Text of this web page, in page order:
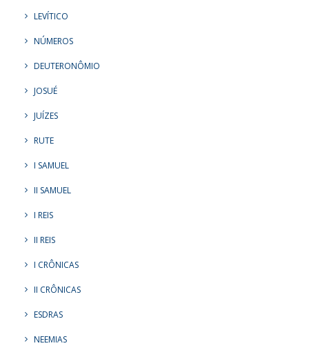
LEVÍTICO
NÚMEROS
DEUTERONÔMIO
JOSUÉ
JUÍZES
RUTE
I SAMUEL
II SAMUEL
I REIS
II REIS
I CRÔNICAS
II CRÔNICAS
ESDRAS
NEEMIAS